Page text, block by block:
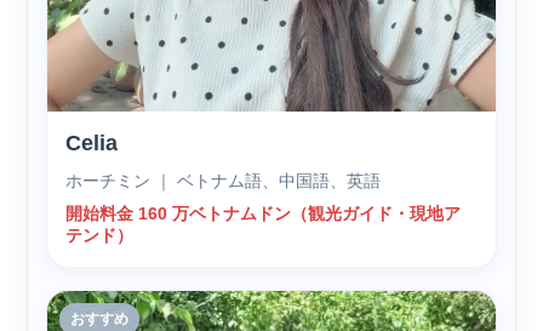
Celia
ホーチミン ｜ ベトナム語、中国語、英語
開始料金 160 万ベトナムドン（観光ガイド・現地ア
テンド）
おすすめ